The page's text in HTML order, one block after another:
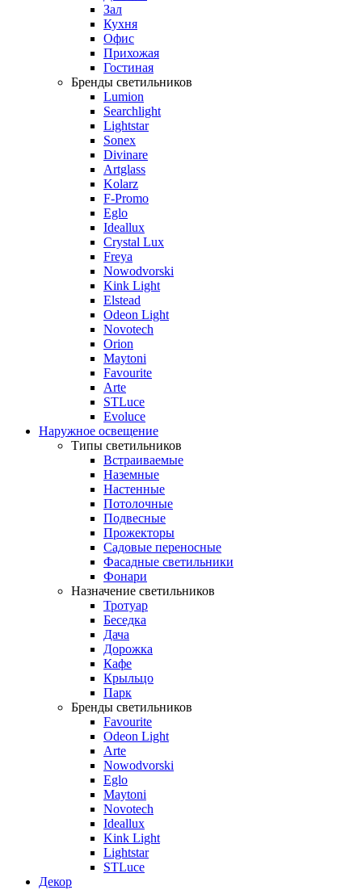
Зал
Кухня
Офис
Прихожая
Гостиная
Бренды светильников
Lumion
Searchlight
Lightstar
Sonex
Divinare
Artglass
Kolarz
F-Promo
Eglo
Ideallux
Crystal Lux
Freya
Nowodvorski
Kink Light
Elstead
Odeon Light
Novotech
Orion
Maytoni
Favourite
Arte
STLuce
Evoluce
Наружное освещение
Типы светильников
Встраиваемые
Наземные
Настенные
Потолочные
Подвесные
Прожекторы
Садовые переносные
Фасадные светильники
Фонари
Назначение светильников
Тротуар
Беседка
Дача
Дорожка
Кафе
Крыльцо
Парк
Бренды светильников
Favourite
Odeon Light
Arte
Nowodvorski
Eglo
Maytoni
Novotech
Ideallux
Kink Light
Lightstar
STLuce
Декор